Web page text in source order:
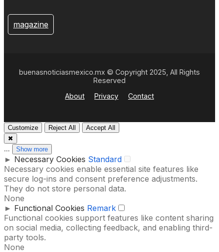
magazine
buenasnoticiasmexico.mx © Copyright 2025, All Rights
Reserved
About
Privacy Contact
Customize Reject All
Accept All
✖
... Show more
► Necessary Cookies Standard
Necessary cookies enable essential site features like
secure log-ins and consent preference adjustments.
They do not store personal data.
None
► Functional Cookies Remark
Functional cookies support features like content sharing
on social media, collecting feedback, and enabling third-
party tools.
None